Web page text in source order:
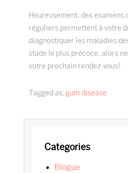
Heureusement, des examens
réguliers permettent à votre
diagnostiquer les maladies
stade le plus précoce, alors
votre prochain rendez-vous!
Tagged as: gum disease
Sidebar
Categories
blogue